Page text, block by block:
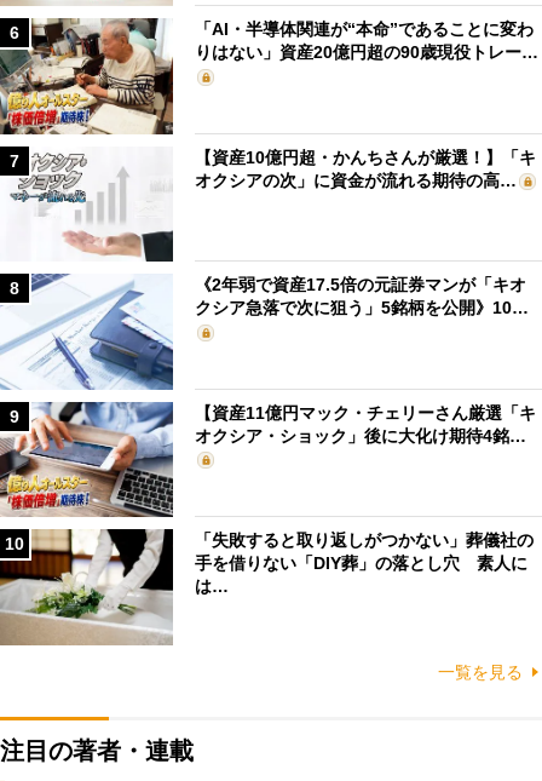
6
「AI・半導体関連が“本命”であることに変わ
りはない」資産20億円超の90歳現役トレー…
7
【資産10億円超・かんちさんが厳選！】「キ
オクシアの次」に資金が流れる期待の高…
8
《2年弱で資産17.5倍の元証券マンが「キオ
クシア急落で次に狙う」5銘柄を公開》10…
9
【資産11億円マック・チェリーさん厳選「キ
オクシア・ショック」後に大化け期待4銘…
10
「失敗すると取り返しがつかない」葬儀社の
手を借りない「DIY葬」の落とし穴 素人に
は…
一覧を見る
注目の著者・連載